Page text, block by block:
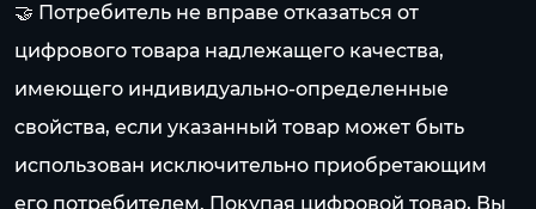
🤝 Потребитель не вправе отказаться от
цифрового товара надлежащего качества,
имеющего индивидуально-определенные
свойства, если указанный товар может быть
использован исключительно приобретающим
его потребителем. Покупая цифровой товар, Вы